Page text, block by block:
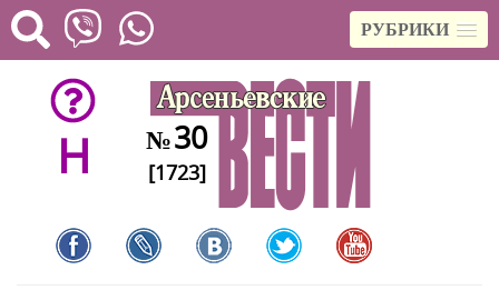
РУБРИКИ
H №30
[1723]